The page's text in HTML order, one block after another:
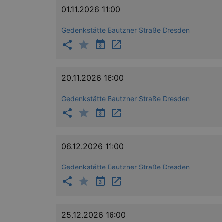
01.11.2026 11:00
Gedenkstätte Bautzner Straße Dresden
20.11.2026 16:00
Gedenkstätte Bautzner Straße Dresden
06.12.2026 11:00
Gedenkstätte Bautzner Straße Dresden
25.12.2026 16:00